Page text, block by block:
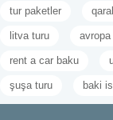
tur paketler
litva turu avropa
rent a car baku
şuşa turu baki